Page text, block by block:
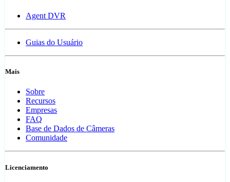
Agent DVR
Guias do Usuário
Mais
Sobre
Recursos
Empresas
FAQ
Base de Dados de Câmeras
Comunidade
Licenciamento